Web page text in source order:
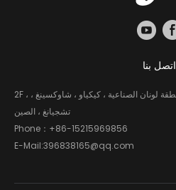
اتصل بنا
2F ، مبنى 2 ، مصنع النسيج التاسع منطقة لونان الصناعية ، كيكياو ، شاوكسينغ ،
تشجيانغ ، الصين
Phone： +86-15215969856
E-Mail:396838165@qq.com